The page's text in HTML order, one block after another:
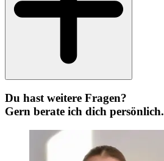
Du hast weitere Fragen?
Gern berate ich dich persönlich.